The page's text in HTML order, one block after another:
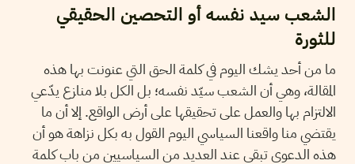
الشعب سيد نفسه أو التحصين الحقيقي
للثورة
ما من أحد يشك اليوم في كلمة الحق التي عنونت بها هذه
المقالة، وهي أن الشعب سيّد نفسه؛ بل الكل بلا منازع يدّعي
الالتزام بها والعمل على تحقيقها على أرض الواقع. إلا أن ما
يقتضي منا واقعنا السياسي اليوم القول به بكل نزاهة هو أن
هذه الدعوى تبقى عند العديد من السياسيين من باب كلمة